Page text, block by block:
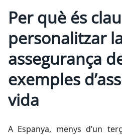
Per què és clau
personalitzar
assegurança
exemples
vida
A Espanya, menys d’un